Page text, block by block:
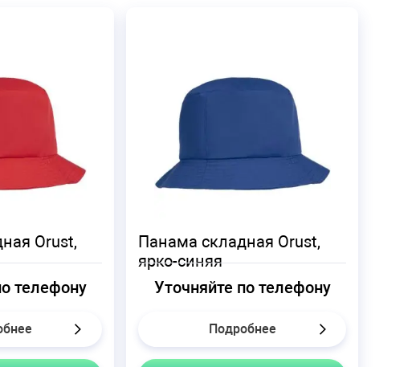
Orust,
телефону
Панама складная Orust,
ярко-синяя
Уточняйте по телефону
Подробнее